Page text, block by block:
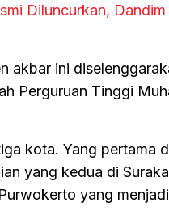
Diluncurkan,
akbar ini
Perguruan Tinggi
kota. Yang pertama
yang kedua di
yang